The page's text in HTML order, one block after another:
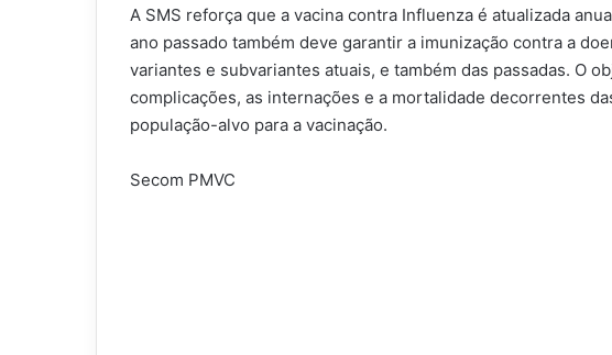
A SMS reforça que a vacina contra Influenza é atualizada
ano passado também deve garantir a imunização contra a
variantes e subvariantes atuais, e também das passadas. O
complicações, as internações e a mortalidade decorrentes
população-alvo para a vacinação.
Secom PMVC